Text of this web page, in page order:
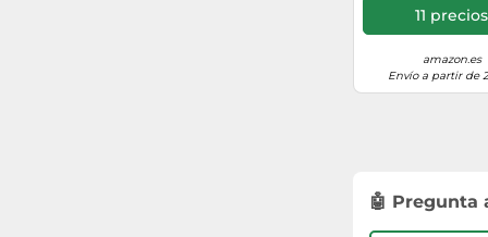
11 precios
amazon.es
Envío a partir de
🤖 Pregunta